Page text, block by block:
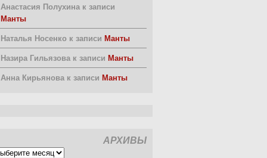
Анастасия Полухина к записи
Манты
Наталья Носенко к записи Манты
Назира Гильязова к записи Манты
Анна Кирьянова к записи Манты
АРХИВЫ